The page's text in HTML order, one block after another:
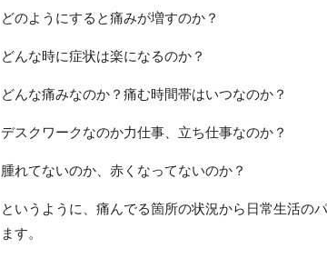
どのようにすると痛みが増すのか？
どんな時に症状は楽になるのか？
どんな痛みなのか？痛む時間帯はいつなのか？
デスクワークなのか力仕事、立ち仕事なのか？
腫れてないのか、赤くなってないのか？
というように、痛んでる箇所の状況から日常生活の
ます。